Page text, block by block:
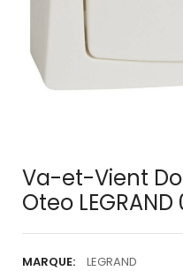
Va-et-Vient
Oteo
MARQUE:
LEGRAND